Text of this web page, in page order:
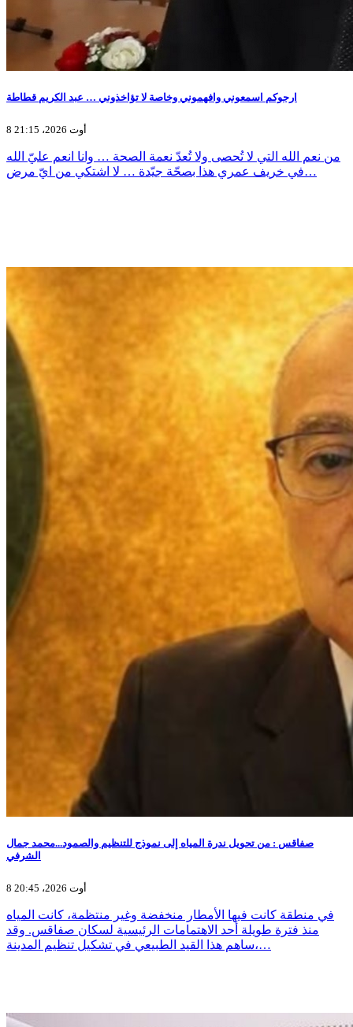
ارجوكم اسمعوني وافهموني وخاصة لا تؤاخذوني … عبد الكريم قطاطة
8 أوت 2026، 21:15
من نعم الله التي لا تُحصى ولا تُعدّ نعمة الصحة … وانا انعم عليّ الله
في خريف عمري هذا بصحّة جيّدة … لا اشتكي من ايّ مرض…
صفاقس : من تحويل ندرة المياه إلى نموذج للتنظيم والصمود...محمد جمال
الشرفي
8 أوت 2026، 20:45
في منطقة كانت فيها الأمطار منخفضة وغير منتظمة، كانت المياه
منذ فترة طويلة أحد الاهتمامات الرئيسية لسكان صفاقس. وقد
ساهم هذا القيد الطبيعي في تشكيل تنظيم المدينة،…